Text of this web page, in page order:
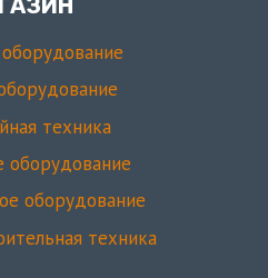
техника
оборудование
техника